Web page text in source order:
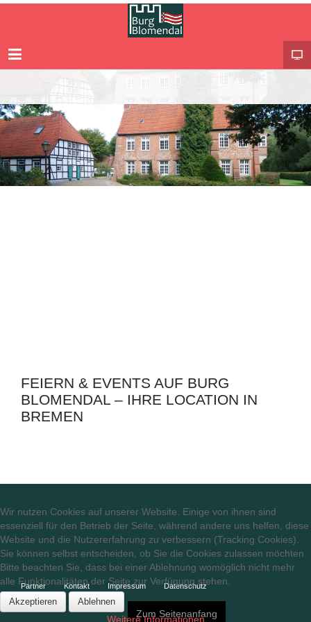
FEIERN & EVENTS AUF BURG
BLOMENDAL – IHRE LOCATION IN
BREMEN
Partner Kontakt Impressum Datenschutz
Zum Seitenanfang
Wir nutzen Cookies auf unserer Website. Einige von ihnen sind
essenziell für den Betrieb der Seite, während andere uns helfen, diese
Website und die Nutzererfahrung zu verbessern (Tracking Cookies).
Sie können selbst entscheiden, ob Sie die Cookies zulassen möchten.
Bitte beachten Sie, dass bei einer Ablehnung womöglich nicht mehr
alle Funktionalitäten der Seite zur Verfügung stehen.
Akzeptieren Ablehnen
Weitere Informationen